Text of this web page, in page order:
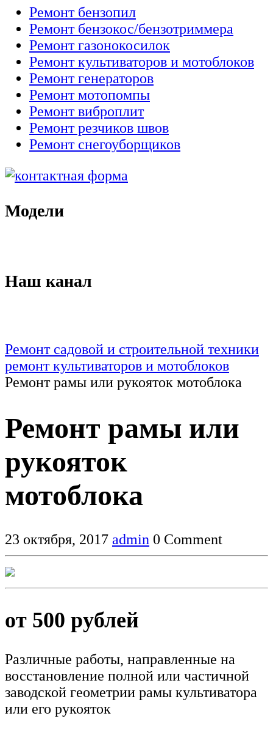
Ремонт бензопил
Ремонт бензокос/бензотриммера
Ремонт газонокосилок
Ремонт культиваторов и мотоблоков
Ремонт генераторов
Ремонт мотопомпы
Ремонт виброплит
Ремонт резчиков швов
Ремонт снегоуборщиков
Модели
Наш канал
Ремонт садовой и строительной техники
ремонт культиваторов и мотоблоков
Ремонт рамы или рукояток мотоблока
Ремонт рамы или
рукояток
мотоблока
23 октября, 2017 admin 0 Comment
от 500 рублей
Различные работы, направленные на
восстановление полной или частичной
заводской геометрии рамы культиватора
или его рукояток